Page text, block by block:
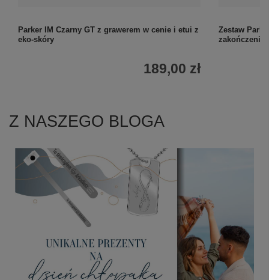
Parker IM Czarny GT z grawerem w cenie i etui z
eko-skóry
189,00 zł
Zestaw
zakończenie
Z NASZEGO BLOGA